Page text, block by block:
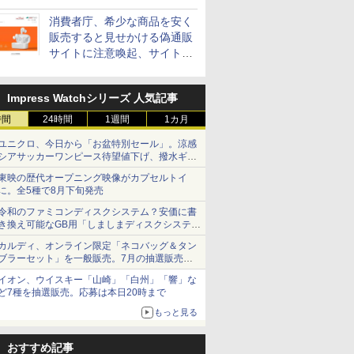
消費者庁、希少な商品を安く
販売すると見せかける偽通販
サイトに注意喚起、サイト名
Impress Watchシリーズ 人気記事
24時間 1週間 1カ月
ニクロ、今日から「お盆特別セール」。涼感
アサッカーワンピース待望値下げ、撥水ギア
ョーツは1990円に
映の歴代オープニング映像がカプセルトイ
。全5種で8月下旬発売
和のファミコンディスクシステム？安価に書
換え可能なGB用「しましまディスクシステ
」
ルディ、オンライン限定「ネコバッグ＆タン
ラーセット」を一般販売。7月の抽選販売の
選無効分
オン、ウイスキー「山崎」「白州」「響」な
7種を抽選販売。応募は本日20時まで
もっと見る
おすすめ記事